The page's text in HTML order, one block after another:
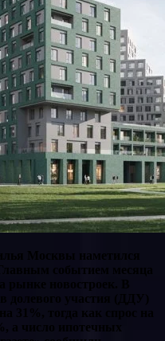
Москвы наметился
событием месяца
рынке новостроек. В
долевого участия (ДДУ)
31%, тогда как спрос на
а число ипотечных